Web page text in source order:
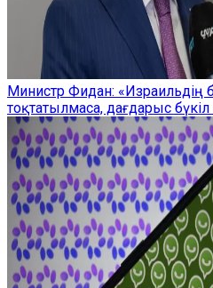
Министр Фидан:
тоқтатылмаса, дағдарыс